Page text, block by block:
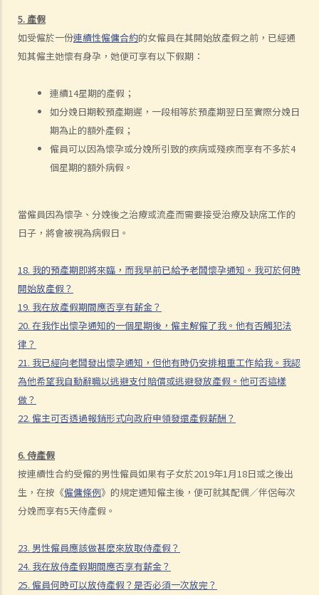
5. 產假
如受僱於一份連續性僱傭合約的女僱員在其開始放產假之前，已經通
知其僱主她懷有身孕，她便可享有以下假期：
連續14星期的產假；
如分娩日期較預產期遲，一段相等於預產期翌日至實際分娩日
期為止的額外產假；
僱員可以因為懷孕或分娩所引致的疾病或殘疾而享有不多於4
個星期的額外病假。
當僱員因為懷孕、分娩後之治療或流產而需要接受治療及缺席工作的
日子，將會被視為病假日。
18. 我的預產期即將來臨，而我早前已給予老闆懷孕通知。我可於何時
開始放產假？
19. 我在放產假期間應否享有薪金？
20. 在我作出懷孕通知的一個星期後，僱主解僱了我。他有否觸犯法
律？
21. 我已經向老闆發出懷孕通知，但他有時仍安排粗重工作給我。我認
為他希望我自動辭職以逃避支付賠償或逃避發放產假。他可否這樣
做？
22. 僱主可否透過報銷形式向政府申領發還產假薪酬？
6. 侍產假
按連續性合約受僱的男性僱員如果有子女於2019年1月18日或之後出
生，在按《僱傭條例》的規定通知僱主後，便可就其配偶／伴侶每次
分娩而享有5天侍產假。
23. 男性僱員應該做甚麼來放取侍產假？
24. 我在放侍產假期間應否享有薪金？
25. 僱員何時可以放侍產假？是否必須一次放完？
親的姓名）？
27. 僱主何時要給予侍產假薪酬？
28. 如果我的僱主沒有給予法定侍產假或沒有付給侍產假薪酬，僱主有
29. 僱主可否要求僱員放無薪假？
30. 僱員可否要求放無薪假？
兩類有薪病假
法定的有薪病假與約定的有薪病假
E. 強制性公積金 (MPF)
供款。我的僱主有沒有觸犯法律？
2. 僱主可否減少其僱員之福利或改變僱傭合約中的條款以逃避強積金計
3. 就強積金計劃之實施，僱主可否以一份新合約重聘其僱員為「自僱人
士」，從而減少在《僱傭條例》及其他勞工法例下的僱員福利？
F. 《2010年僱傭（修訂）條例》
G. 借調
1. 我被借調到另一間公司工作。 誰是負責我的僱傭權利的僱主？
H. 外籍家庭傭工僱傭事宜
1. 《僱傭條例》是否適用於外籍家庭傭工？
1. 僱主可以因罷工而解僱僱員嗎？
2. 若罷工涉及某種形式的公眾聚集，參加者是否須先通知香港警務處？
3. 參與者會不會有可能因非法集會或騷亂而承擔法律後果？
J. 其他工業行動
1. 僱員是否可以因參加「緩慢行動」而被即時解僱？
2. 僱員是否可以因「按章工作」而被即時解僱？
與僱員補償條例有關之事項